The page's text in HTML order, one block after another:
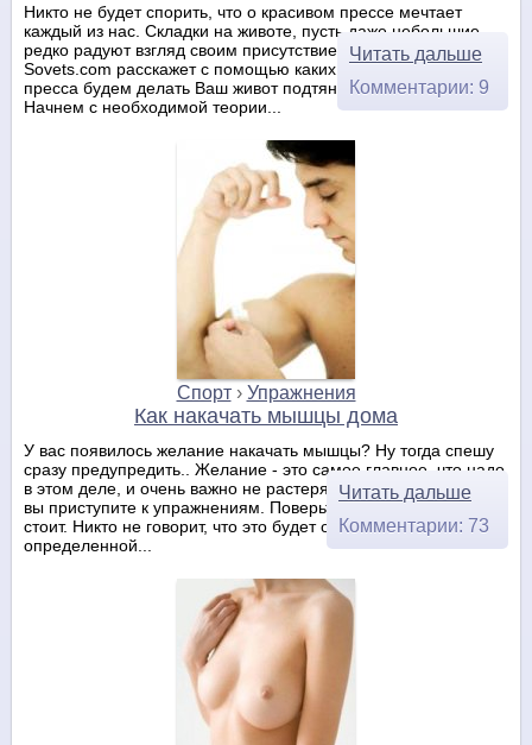
Никто не будет спорить, что о красивом прессе мечтает
каждый из нас. Складки на животе, пусть даже небольшие,
редко радуют взгляд своим присутствием. В общем, сегодня
Sovets.com расскажет с помощью каких упражнений для
пресса будем делать Ваш живот подтянутым и красивым.
Начнем с необходимой теории...
Читать дальше
Комментарии: 9
Спорт› Упражнения
Как накачать мышцы дома
У вас появилось желание накачать мышцы? Ну тогда спешу
сразу предупредить.. Желание - это самое главное, что надо
в этом деле, и очень важно не растерять его еще до того как
вы приступите к упражнениям. Поверьте, результат того
стоит. Никто не говорит, что это будет очень легко, но и с
определенной...
Читать дальше
Комментарии: 73